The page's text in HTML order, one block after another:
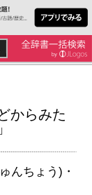
からみた
んちょう)・